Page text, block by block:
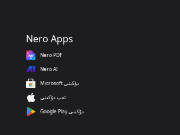
Nero Apps
Nero PDF
Nero AI
Microsoft دۇكىنى
ئەپ دۇكىنى
Google Play دۇكىنى